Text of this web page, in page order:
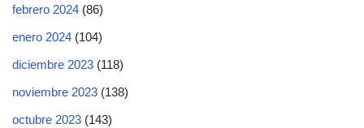
febrero 2024 (86)
enero 2024 (104)
diciembre 2023 (118)
noviembre 2023 (138)
octubre 2023 (143)